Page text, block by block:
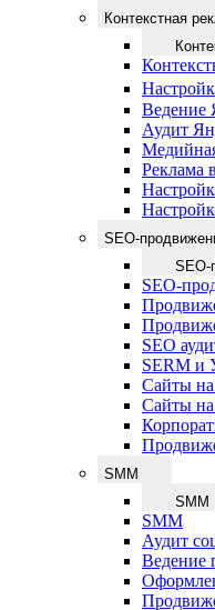
Контекстная
Ведение
Аудит
Реклама
SEO-
SEO-
SEO-
SEO
SERM и
Сайты
Сайты
SMM
SMM
SMM
Аудит
Ведение